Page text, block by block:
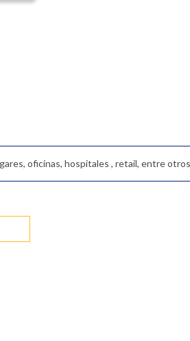
oficinas, hospitales , retail, entre